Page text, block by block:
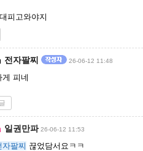
피고와야지
전자팔찌 26-06-12 11:48
게 피네
일권만파 26-06-12 11:53
자팔찌 끊었담서요ㅋㅋ